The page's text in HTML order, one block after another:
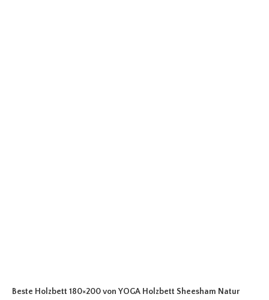
Beste Holzbett 180×200von YOGA Holzbett Sheesham Natur